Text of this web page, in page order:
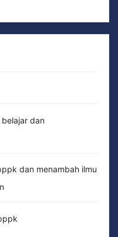
dan
dan menambah ilmu